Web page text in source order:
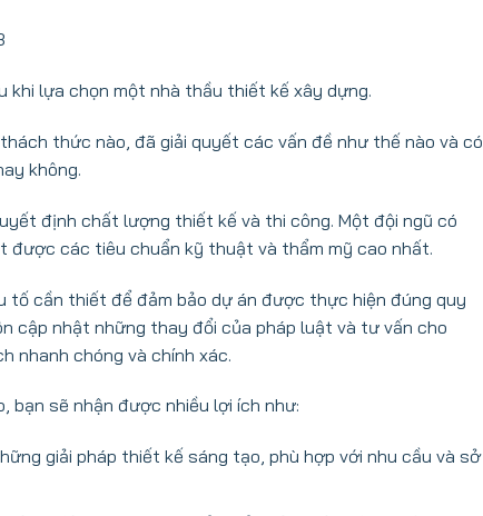
khi lựa chọn một nhà thầu thiết kế xây dựng.
thức nào, đã giải quyết các vấn đề như thế nào và có
không.
định chất lượng thiết kế và thi công. Một đội ngũ có
được các tiêu chuẩn kỹ thuật và thẩm mỹ cao nhất.
tố cần thiết để đảm bảo dự án được thực hiện đúng quy
cập nhật những thay đổi của pháp luật và tư vấn cho
nhanh chóng và chính xác.
bạn sẽ nhận được nhiều lợi ích như:
giải pháp thiết kế sáng tạo, phù hợp với nhu cầu và sở